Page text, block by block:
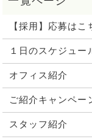
【採用】応募はこ
１日のスケジュー
オフィス紹介
ご紹介キャンペー
スタッフ紹介